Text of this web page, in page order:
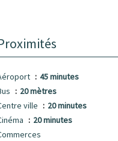
45 minutes
20 mètres
ville
20 minutes
20 minutes